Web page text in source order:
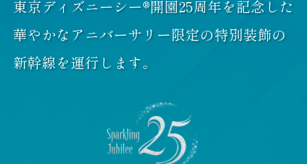
東京ディズニーシー®開園25周年を記念した
華やかなアニバーサリー限定の特別装飾の
新幹線を運行します。